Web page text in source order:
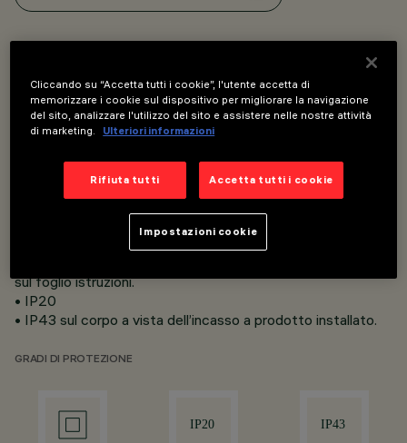
• Installazione ad incasso su controsofﬁtti di spessore 12,5
mm per versioni Minimal (senza falda perimetrale) o da 1 a
torsione.
• Corpo e dissipatore di calore in pressofusione di alluminio.
protezione antigrafﬁo.
sul foglio istruzioni.
• IP20
• IP43 sul corpo a vista dell’incasso a prodotto installato.
GRADI DI PROTEZIONE
Cliccando su “Accetta tutti i cookie”, l'utente accetta di
memorizzare i cookie sul dispositivo per migliorare la navigazione
del sito, analizzare l'utilizzo del sito e assistere nelle nostre attività
di marketing.
Ulteriori informazioni
Rifiuta tutti Accetta tutti i cookie
Impostazioni cookie